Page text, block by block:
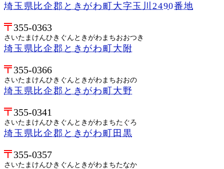
埼玉県比企郡ときがわ町大字玉川2490番地
355-0363
さいたまけんひきぐんときがわまちおおつき
埼玉県比企郡ときがわ町大附
355-0366
さいたまけんひきぐんときがわまちおおの
埼玉県比企郡ときがわ町大野
355-0341
さいたまけんひきぐんときがわまちたぐろ
埼玉県比企郡ときがわ町田黒
355-0357
さいたまけんひきぐんときがわまちたなか